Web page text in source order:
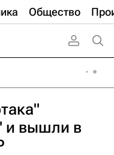
Общество
и вышли в